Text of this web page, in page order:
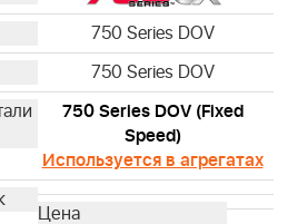
750 Series DOV
750 Series DOV
750 Series DOV (Fixed
Speed)
Используется в агрегатах